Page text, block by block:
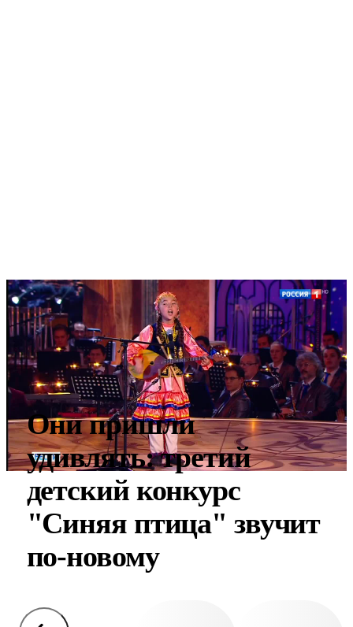
Они пришли
удивлять: третий
детский конкурс
"Синяя птица" звучит
по-новому